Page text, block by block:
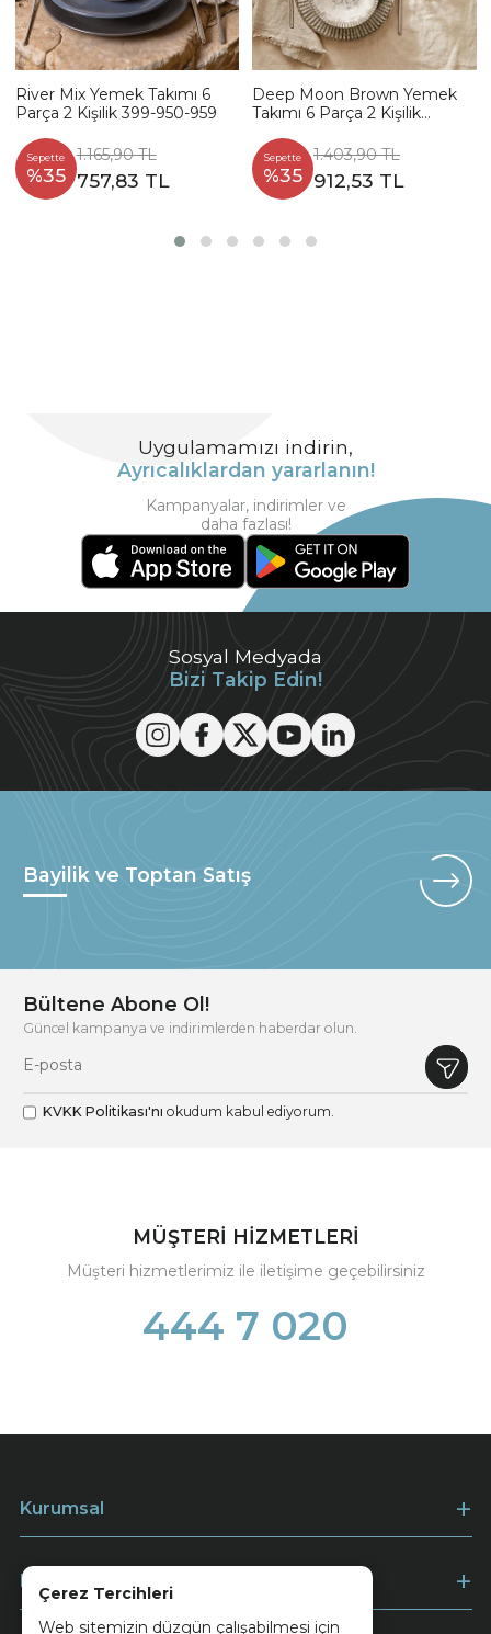
Çerez Tercihleri
Web sitemizin düzgün çalışabilmesi için
River Mix Yemek Takımı 6
Parça 2 Kişilik 399-950-959
Sepette
%35
1.165,90 TL
757,83 TL
Deep Moon Brown Yemek
Takımı 6 Parça 2 Kişilik
Sepette
%35
1.403,90 TL
912,53 TL
Sosyal Medyada
Bizi Takip Edin!
Uygulamamızı indirin,
Ayrıcalıklardan yararlanın!
Kampanyalar, indirimler ve
daha fazlası!
Bayilik ve Toptan Satış
Bültene Abone Ol!
Güncel kampanya ve indirimlerden haberdar olun.
KVKK Politikası'nı okudum kabul ediyorum.
MÜŞTERİ HİZMETLERİ
Müşteri hizmetlerimiz ile iletişime geçebilirsiniz
444 7 020
Kurumsal
Müşteri Hizmetleri